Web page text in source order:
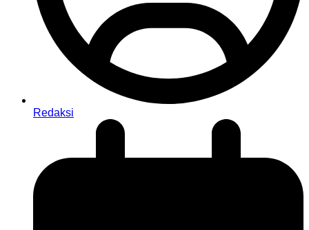
Redaksi